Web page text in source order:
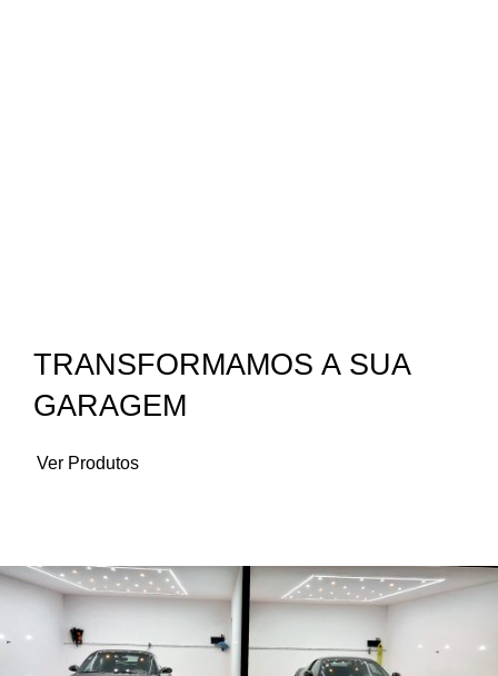
TRANSFORMAMOS A SUA
GARAGEM
Ver Produtos